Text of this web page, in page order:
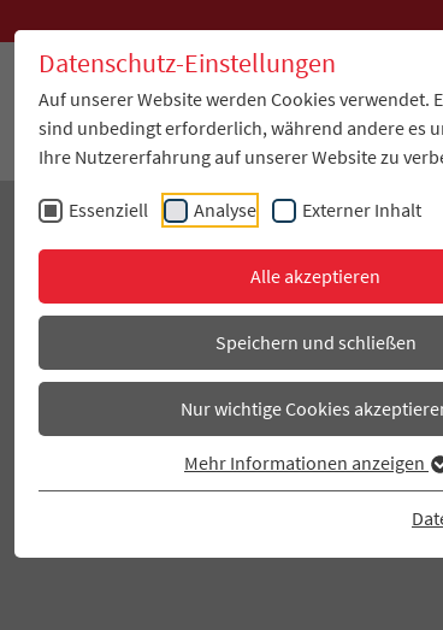
Datenschutz-Einstellungen
Auf unserer Website werden Cookies verwendet.
sind unbedingt erforderlich, während andere es
Ihre Nutzererfahrung auf unserer Website zu
Essenziell Analyse Externer Inhalt
Alle akzeptieren
Speichern und schließen
Nur wichtige Cookies
Mehr Informationen anzeigen
Unternehmen Anwendungen
Externe Inhalte laden